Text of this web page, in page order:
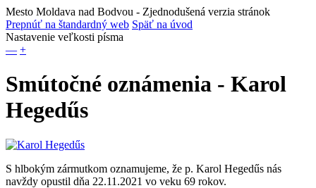
Mesto Moldava nad Bodvou - Zjednodušená verzia stránok
Prepnúť na štandardný web Späť na úvod
Nastavenie veľkosti písma
— +
Smútočné oznámenia - Karol
Hegedűs
S hlbokým zármutkom oznamujeme, že p. Karol Hegedűs nás
navždy opustil dňa 22.11.2021 vo veku 69 rokov.